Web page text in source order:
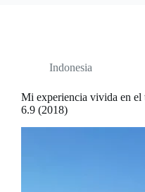
Indonesia
Mi experiencia vivida en el
6.9 (2018)